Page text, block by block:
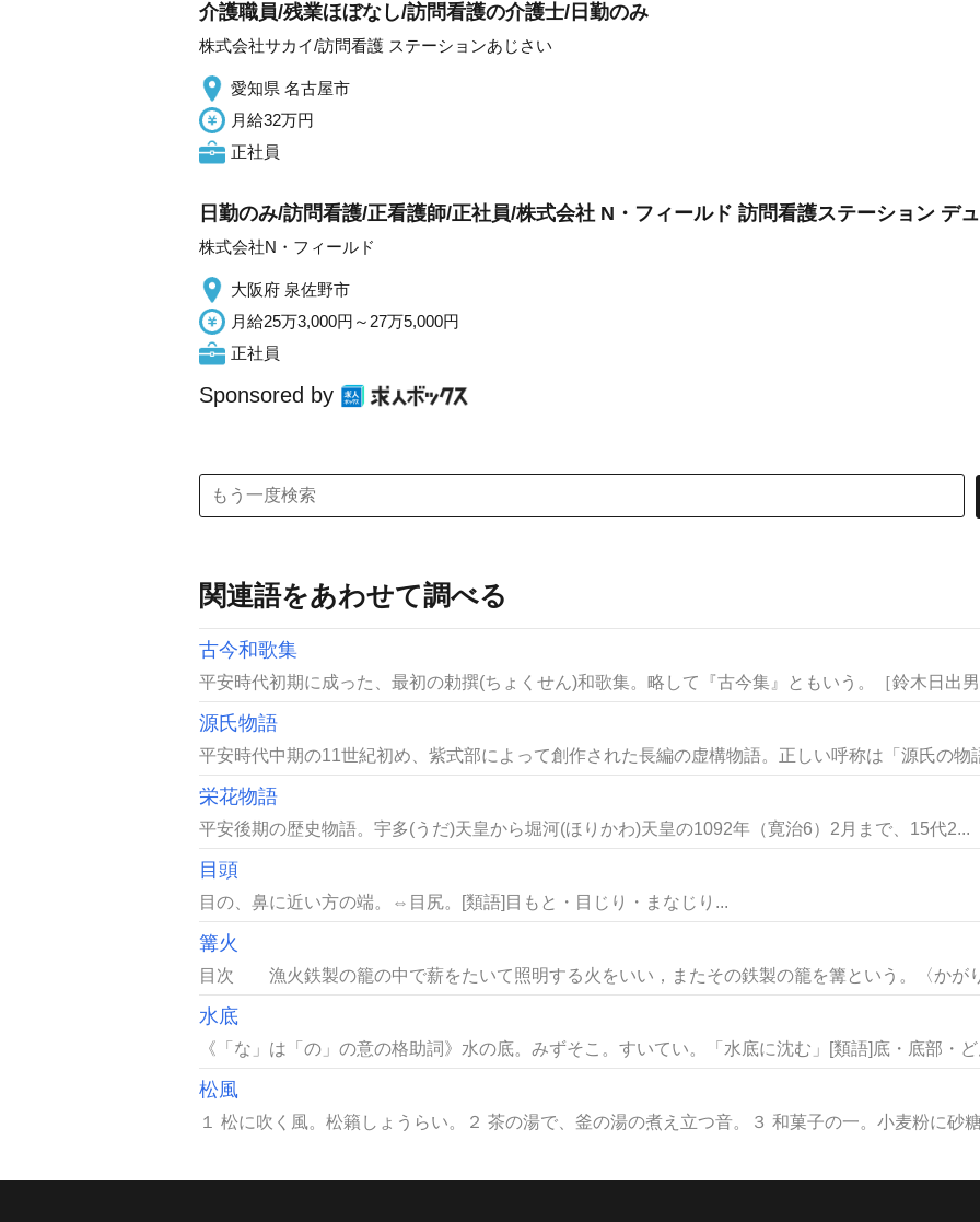
介護職員/残業ほぼなし/訪問看護の介護士/日勤のみ
株式会社サカイ/訪問看護 ステーションあじさい
愛知県 名古屋市
月給32万円
正社員
日勤のみ/訪問看護/正看護師/正社員/株式会社 N・フィールド 訪問看護ステーション デ
株式会社N・フィールド
大阪府 泉佐野市
月給25万3,000円～27万5,000円
正社員
Sponsored by
関連語をあわせて調べる
古今和歌集
平安時代初期に成った、最初の勅撰(ちょくせん)和歌集。略して『古今集』ともいう。［鈴木日出
源氏物語
平安時代中期の11世紀初め、紫式部によって創作された長編の虚構物語。正しい呼称は「源氏の物
栄花物語
平安後期の歴史物語。宇多(うだ)天皇から堀河(ほりかわ)天皇の1092年（寛治6）2月まで、15代2...
目頭
目の、鼻に近い方の端。⇔目尻。[類語]目もと・目じり・まなじり...
篝火
目次 漁火鉄製の籠の中で薪をたいて照明する火をいい，またその鉄製の籠を篝という。〈かが
水底
《「な」は「の」の意の格助詞》水の底。みずそこ。すいてい。「水底に沈む」[類語]底・底部・
松風
１ 松に吹く風。松籟しょうらい。２ 茶の湯で、釜の湯の煮え立つ音。３ 和菓子の一。小麦粉に砂